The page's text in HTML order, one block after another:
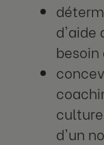
d'aide
besoin
d'un